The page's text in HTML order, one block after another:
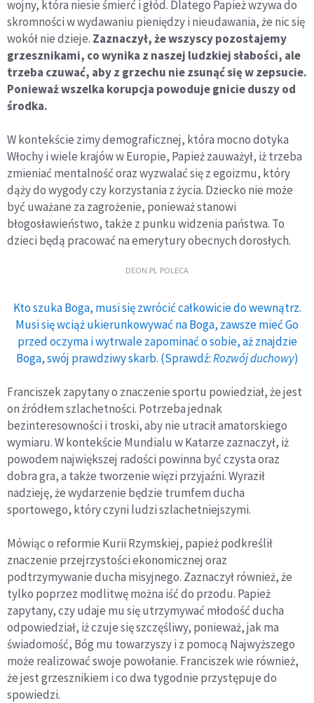
wojny, która niesie śmierć i głód. Dlatego Papież wzywa do
skromności w wydawaniu pieniędzy i nieudawania, że nic się
wokół nie dzieje. Zaznaczył, że wszyscy pozostajemy
grzesznikami, co wynika z naszej ludzkiej słabości, ale
trzeba czuwać, aby z grzechu nie zsunąć się w zepsucie.
Ponieważ wszelka korupcja powoduje gnicie duszy od
środka.
W kontekście zimy demograficznej, która mocno dotyka
Włochy i wiele krajów w Europie, Papież zauważył, iż trzeba
zmieniać mentalność oraz wyzwalać się z egoizmu, który
dąży do wygody czy korzystania z życia. Dziecko nie może
być uważane za zagrożenie, ponieważ stanowi
błogosławieństwo, także z punku widzenia państwa. To
dzieci będą pracować na emerytury obecnych dorosłych.
DEON.PL POLECA
Kto szuka Boga, musi się zwrócić całkowicie do wewnątrz.
Musi się wciąż ukierunkowywać na Boga, zawsze mieć Go
przed oczyma i wytrwale zapominać o sobie, aż znajdzie
Boga, swój prawdziwy skarb. (Sprawdź:Rozwój duchowy)
Franciszek zapytany o znaczenie sportu powiedział, że jest
on źródłem szlachetności. Potrzeba jednak
bezinteresowności i troski, aby nie utracił amatorskiego
wymiaru. W kontekście Mundialu w Katarze zaznaczył, iż
powodem największej radości powinna być czysta oraz
dobra gra, a także tworzenie więzi przyjaźni. Wyraził
nadzieję, że wydarzenie będzie trumfem ducha
sportowego, który czyni ludzi szlachetniejszymi.
Mówiąc o reformie Kurii Rzymskiej, papież podkreślił
znaczenie przejrzystości ekonomicznej oraz
podtrzymywanie ducha misyjnego. Zaznaczył również, że
tylko poprzez modlitwę można iść do przodu. Papież
zapytany, czy udaje mu się utrzymywać młodość ducha
odpowiedział, iż czuje się szczęśliwy, ponieważ, jak ma
świadomość, Bóg mu towarzyszy i z pomocą Najwyższego
może realizować swoje powołanie. Franciszek wie również,
że jest grzesznikiem i co dwa tygodnie przystępuje do
spowiedzi.